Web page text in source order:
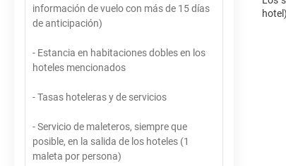
información de vuelo con más de 15 días
de anticipación)
- Estancia en habitaciones dobles en los
hoteles mencionados
- Tasas hoteleras y de servicios
- Servicio de maleteros, siempre que
posible, en la salida de los hoteles (1
maleta por persona)